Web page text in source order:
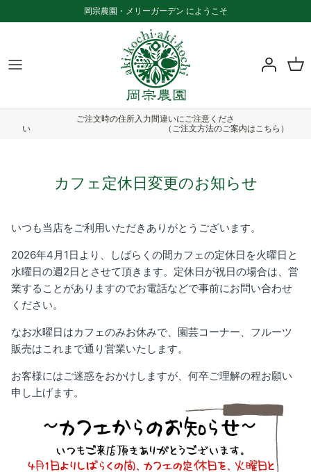
to
岡宗農園・メリーガーデン にようこそ
メリーガーデンについて
カフェ
商品一覧
贈答用から選ぶ
ご注文方法
複数商品の発送について
お知らせ一覧
ふるさと納税をご利用の方へ
特定商取引法に基づく表記
ハウス小夏 贈答用 A品 5kg
From ¥5,800 売り切れ
ハウス
From
ご注文時の住所入力間違いにご注意くださ
い （ご注文方法のご案内はこちら）
カフェ定休日変更のお知らせ
いつも当店をご利用いただきありがとうございます。
2026年4月1日より、しばらくの間カフェの定休日を火曜日と
水曜日の週2日とさせて頂きます。定休日が祝日の場合は、営
業することがありますのでお電話などで事前にお問い合わせ
ください。
なお水曜日はカフェのみお休みで、園芸コーナー、フルーツ
販売はこれまで通り営業いたします。
お客様にはご迷惑をおかけしますが、何卒ご理解の程お願い
申し上げます。